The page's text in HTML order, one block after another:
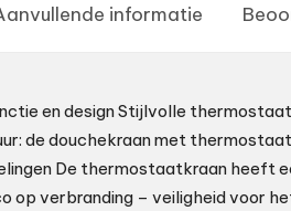
informatie
en design Stijlvolle
de douchekraan met
De thermostaatkraan heeft
op verbranding – veiligheid voor